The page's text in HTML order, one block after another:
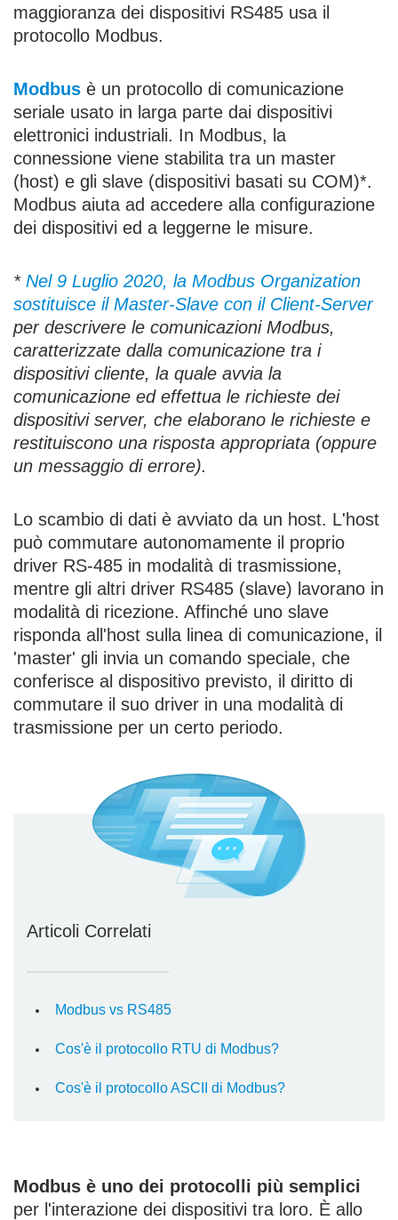
maggioranza dei dispositivi RS485 usa il
protocollo Modbus.
Modbus è un protocollo di comunicazione
seriale usato in larga parte dai dispositivi
elettronici industriali. In Modbus, la
connessione viene stabilita tra un master
(host) e gli slave (dispositivi basati su COM)*.
Modbus aiuta ad accedere alla configurazione
dei dispositivi ed a leggerne le misure.
* Nel 9 Luglio 2020, la Modbus Organization
sostituisce il Master-Slave con il Client-Server
per descrivere le comunicazioni Modbus,
caratterizzate dalla comunicazione tra i
dispositivi cliente, la quale avvia la
comunicazione ed effettua le richieste dei
dispositivi server, che elaborano le richieste e
restituiscono una risposta appropriata (oppure
un messaggio di errore).
Lo scambio di dati è avviato da un host. L'host
può commutare autonomamente il proprio
driver RS-485 in modalità di trasmissione,
mentre gli altri driver RS485 (slave) lavorano in
modalità di ricezione. Affinché uno slave
risponda all'host sulla linea di comunicazione, il
'master' gli invia un comando speciale, che
conferisce al dispositivo previsto, il diritto di
commutare il suo driver in una modalità di
trasmissione per un certo periodo.
Articoli Correlati
Modbus vs RS485
Cos'è il protocollo RTU di Modbus?
Cos'è il protocollo ASCII di Modbus?
Modbus è uno dei protocolli più semplici
per l'interazione dei dispositivi tra loro. È allo